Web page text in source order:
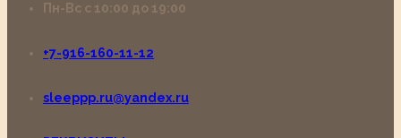
Пн-Вс с 10:00 до 19:00
+7-916-160-11-12
sleeppp.ru@yandex.ru